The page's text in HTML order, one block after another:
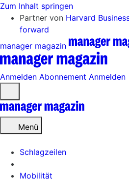
Zum Inhalt springen
Partner von Harvard
forward
manager magazin
Anmelden Abonnement Anmelden
öffnen
Menü
Schlagzeilen
Mobilität